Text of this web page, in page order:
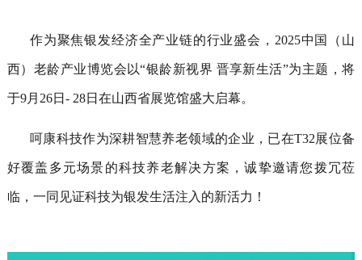
作为聚焦银发经济全产业链的行业盛会，2025中国（山
西）老龄产业博览会以“银龄新视界 晋享新生活”为主题，将
于9月26日- 28日在山西省展览馆盛大启幕。
呵康科技作为深耕智慧养老领域的企业，已在T32展位备
好覆盖多元场景的科技养老解决方案，诚挚邀请您拨冗莅
临，一同见证科技为银发生活注入的新活力！